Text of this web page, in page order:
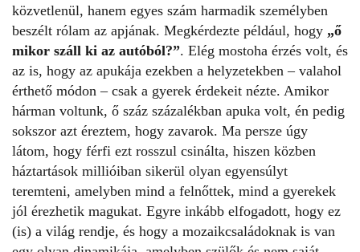
közvetlenül, hanem egyes szám harmadik személyben
beszélt rólam az apjának. Megkérdezte például, hogy „ő
mikor száll ki az autóból?”. Elég mostoha érzés volt, és
az is, hogy az apukája ezekben a helyzetekben – valahol
érthető módon – csak a gyerek érdekeit nézte. Amikor
hárman voltunk, ő száz százalékban apuka volt, én pedig
sokszor azt éreztem, hogy zavarok. Ma persze úgy
látom, hogy férfi ezt rosszul csinálta, hiszen közben
háztartások millióiban sikerül olyan egyensúlyt
teremteni, amelyben mind a felnőttek, mind a gyerekek
jól érezhetik magukat. Egyre inkább elfogadott, hogy ez
(is) a világ rendje, és hogy a mozaikcsaládoknak is van